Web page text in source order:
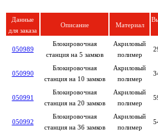
Данные
для заказа
Описание Материал
050989
Блокировочная
станция на 5 замков
Акриловый
полимер
050990
Блокировочная
станция на 10 замков
Акриловый
полимер
050991
Блокировочная
станция на 20 замков
Акриловый
полимер
050992
Блокировочная
станция на 36 замков
Акриловый
полимер